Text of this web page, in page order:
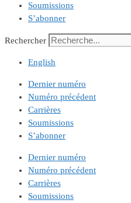
Soumissions
S’abonner
Rechercher
English
Dernier numéro
Numéro précédent
Carrières
Soumissions
S’abonner
Dernier numéro
Numéro précédent
Carrières
Soumissions